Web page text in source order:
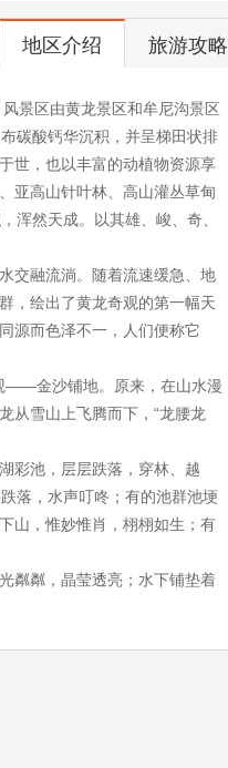
地区介绍 旅游攻略
景区由黄龙景区和牟尼沟景区
碳酸钙华沉积，并呈梯田状排
世，也以丰富的动植物资源享
亚高山针叶林、高山灌丛草甸
浑然天成。以其雄、峻、奇、
交融流淌。随着流速缓急、地
，绘出了黄龙奇观的第一幅天
源而色泽不一，人们便称它
——金沙铺地。原来，在山水漫
从雪山上飞腾而下，“龙腰龙
彩池，层层跌落，穿林、越
落，水声叮咚；有的池群池埂
山，惟妙惟肖，栩栩如生；有
粼粼，晶莹透亮；水下铺垫着